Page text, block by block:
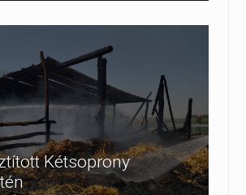
Kétsoprony